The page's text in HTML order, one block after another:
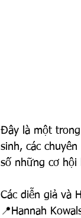
Đây là một
sinh, các
số những cơ hội
Các diễn giả và
📍Hannah